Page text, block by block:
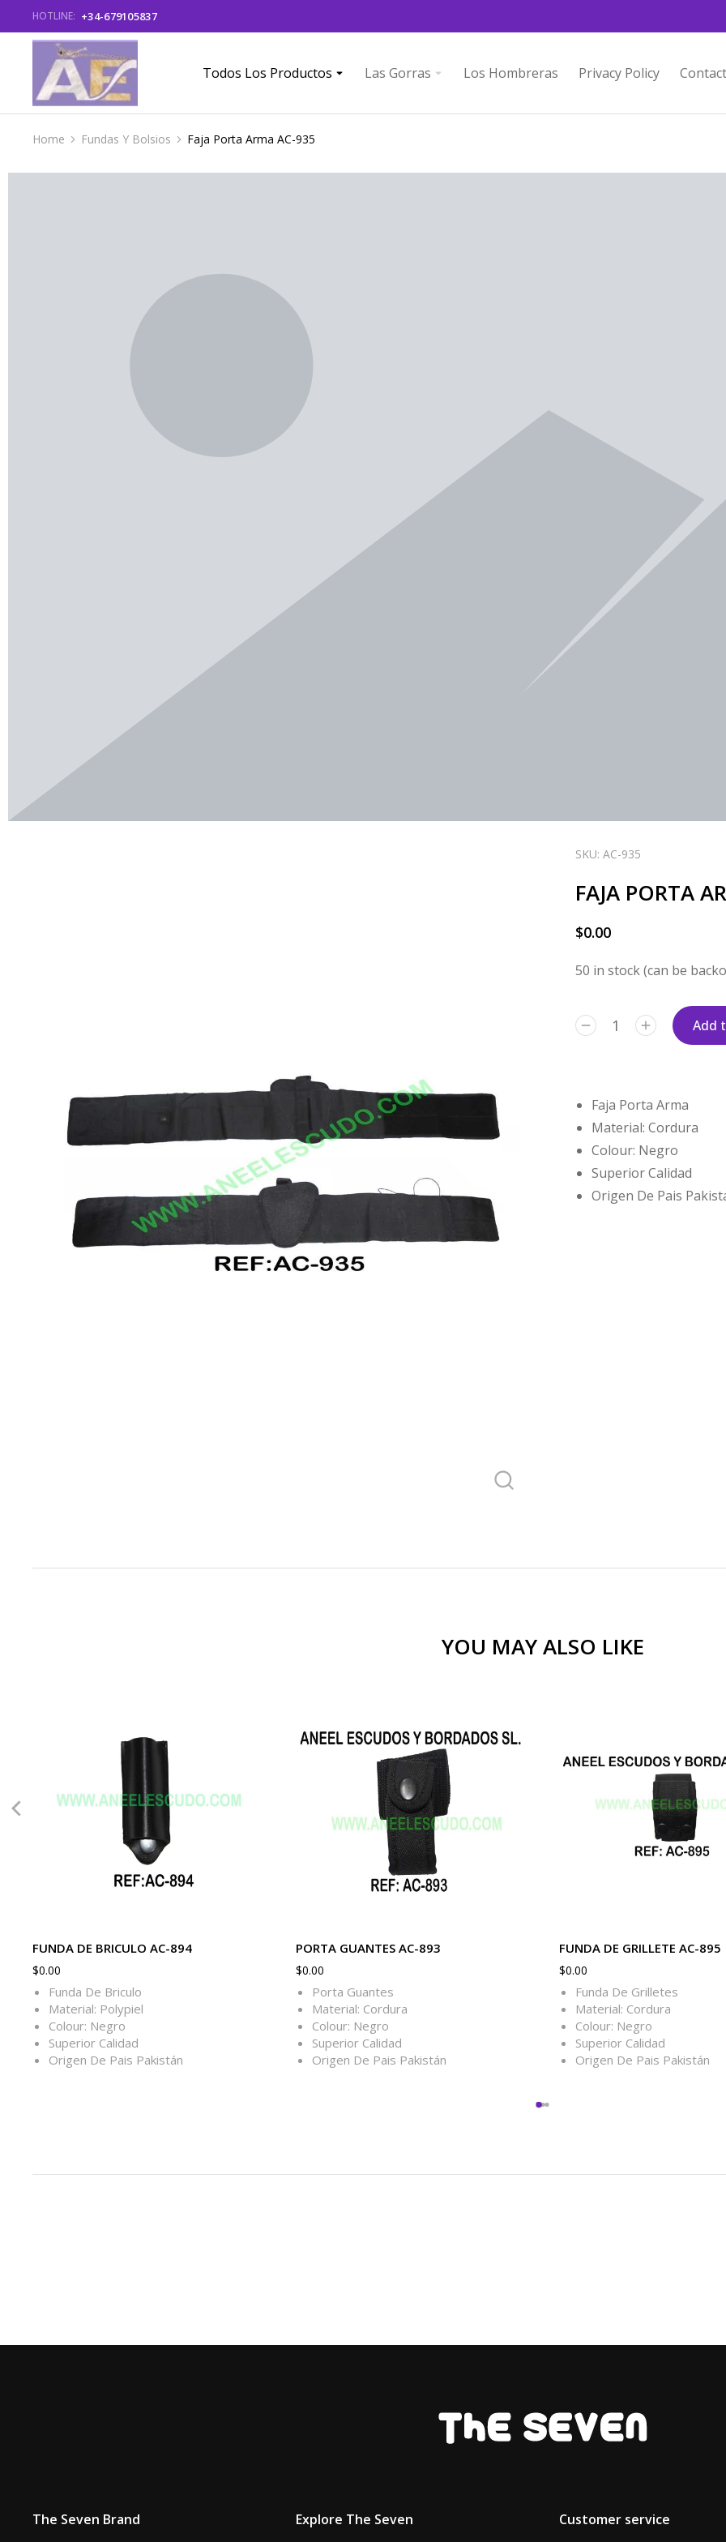
HOTLINE: +34-679105837
Todos Los Productos Las Gorras Los Hombreras Privacy Policy
You are here:
Home Fundas Y Bolsios Faja Porta Arma AC-935
SKU: AC-935
FAJA PORTA
$0.00
50 in stock (can be
Add
Faja Porta Arma
Material: Cordura
Colour: Negro
Superior Calidad
Origen De Pais
YOU MAY ALSO LIKE
FUNDA DE BRICULO AC-894
$0.00
Funda De Briculo
Material: Polypiel
Colour: Negro
Superior Calidad
Origen De Pais Pakistán
PORTA GUANTES AC-893
$0.00
Porta Guantes
Material: Cordura
Colour: Negro
Superior Calidad
Origen De Pais Pakistán
FUNDA DE GRILLETE AC-895
$0.00
Funda De Grilletes
Material: Cordura
Colour: Negro
Superior Calidad
Origen De Pais Pakistán
The Seven Brand Explore The Seven Customer service